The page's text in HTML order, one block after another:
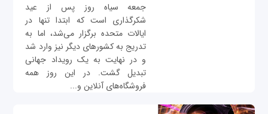
جمعه سیاه روز پس از عید
شکر‌گذاری است که ابتدا تنها در
ایالات متحده برگزار می‌شد، اما به
تدریج به کشورهای دیگر نیز وارد شد
و در نهایت به یک رویداد جهانی
تبدیل گشت. در این روز همه
فروشگاه‌های آنلاین و...